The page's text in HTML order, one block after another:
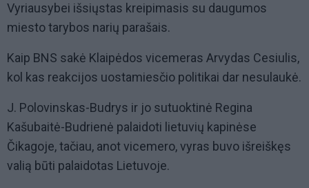
Vyriausybei išsiųstas kreipimasis su daugumos
miesto tarybos narių parašais.
Kaip BNS sakė Klaipėdos vicemeras Arvydas Cesiulis,
kol kas reakcijos uostamiesčio politikai dar nesulaukė.
J. Polovinskas-Budrys ir jo sutuoktinė Regina
Kašubaitė-Budrienė palaidoti lietuvių kapinėse
Čikagoje, tačiau, anot vicemero, vyras buvo išreiškęs
valią būti palaidotas Lietuvoje.